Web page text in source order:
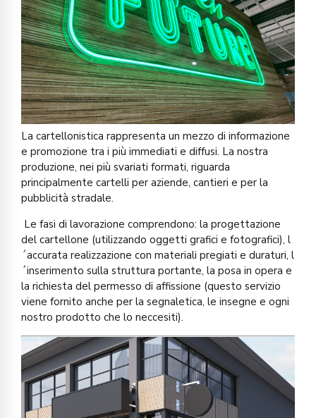
La cartellonistica rappresenta un mezzo di informazione
e promozione tra i più immediati e diffusi. La nostra
produzione, nei più svariati formati, riguarda
principalmente cartelli per aziende, cantieri e per la
pubblicità stradale.
Le fasi di lavorazione comprendono: la progettazione
del cartellone (utilizzando oggetti grafici e fotografici), l
´accurata realizzazione con materiali pregiati e duraturi, l
´inserimento sulla struttura portante, la posa in opera e
la richiesta del permesso di affissione (questo servizio
viene fornito anche per la segnaletica, le insegne e ogni
nostro prodotto che lo neccesiti).